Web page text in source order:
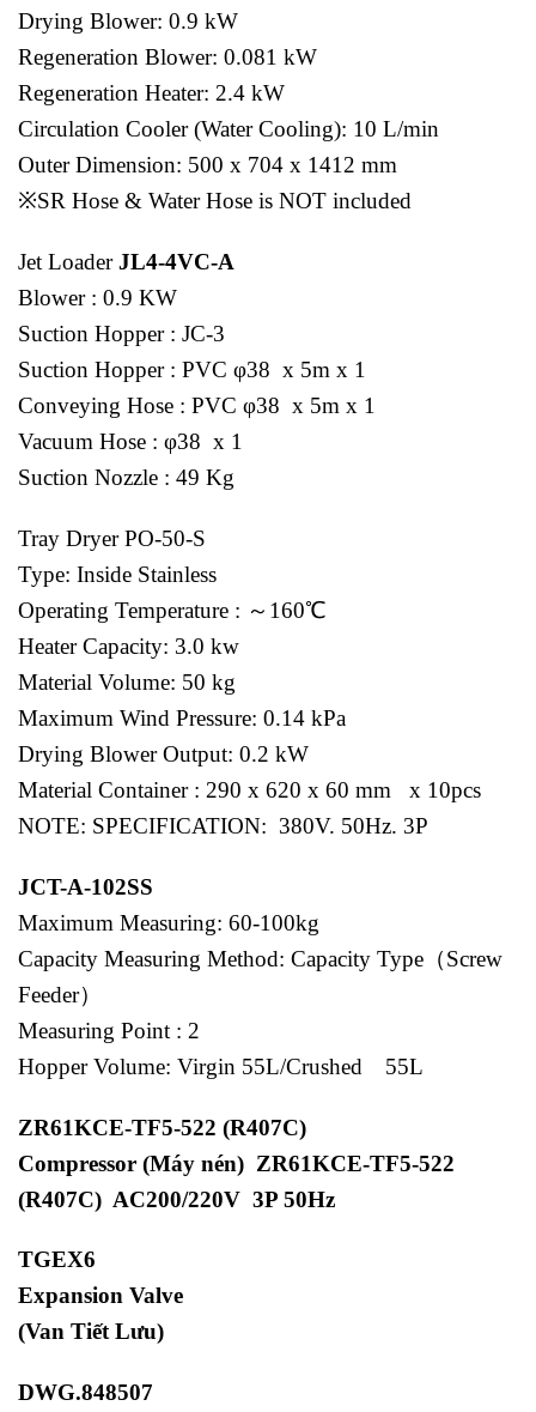
Drying Blower: 0.9 kW
Regeneration Blower: 0.081 kW
Regeneration Heater: 2.4 kW
Circulation Cooler (Water Cooling): 10 L/min
Outer Dimension: 500 x 704 x 1412 mm
※SR Hose & Water Hose is NOT included
Jet LoaderJL4-4VC-A
Blower : 0.9 KW
Suction Hopper : JC-3
Suction Hopper : PVC φ38 x 5m x 1
Conveying Hose : PVC φ38 x 5m x 1
Vacuum Hose : φ38 x 1
Suction Nozzle : 49 Kg
Tray Dryer PO-50-S
Type: Inside Stainless
Operating Temperature : ～160℃
Heater Capacity: 3.0 kw
Material Volume: 50 kg
Maximum Wind Pressure: 0.14 kPa
Drying Blower Output: 0.2 kW
Material Container : 290 x 620 x 60 mm x 10pcs
NOTE: SPECIFICATION: 380V. 50Hz. 3P
JCT-A-102SS
Maximum Measuring: 60-100kg
Capacity Measuring Method: Capacity Type（Screw
Feeder）
Measuring Point : 2
Hopper Volume: Virgin 55L/Crushed 55L
ZR61KCE-TF5-522 (R407C)
Compressor (Máy nén) ZR61KCE-TF5-522
(R407C) AC200/220V 3P 50Hz
TGEX6
Expansion Valve
(Van Tiết Lưu)
DWG.848507